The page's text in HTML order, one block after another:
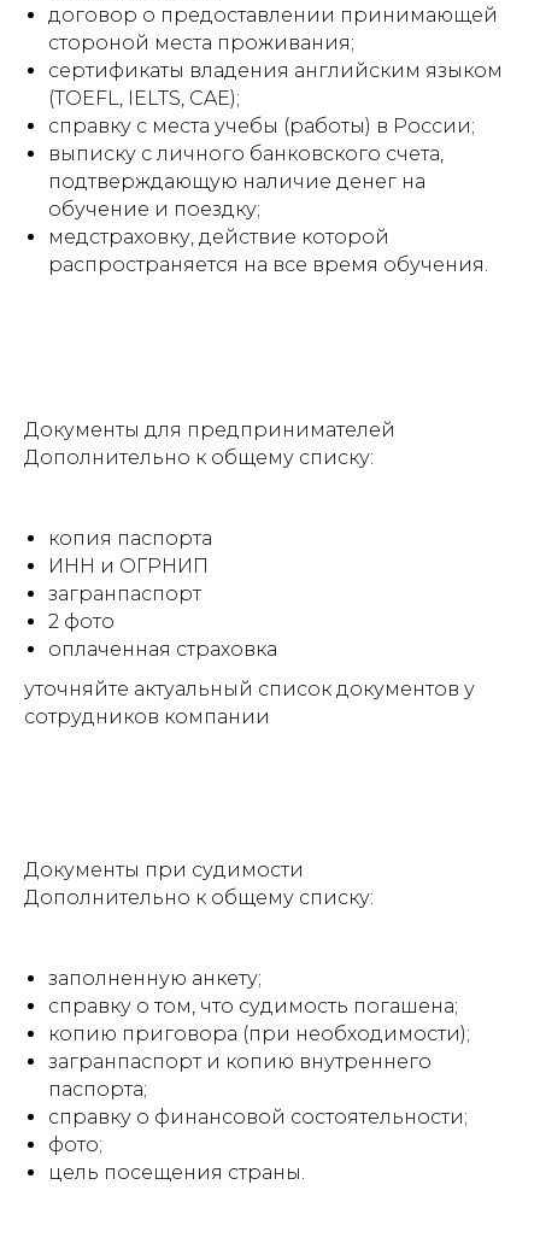
договор о предоставлении принимающей
стороной места проживания;
сертификаты владения английским языком
(TOEFL, IELTS, CAE);
справку с места учебы (работы) в России;
выписку с личного банковского счета,
подтверждающую наличие денег на
обучение и поездку;
медстраховку, действие которой
распространяется на все время обучения.
Документы для предпринимателей
Дополнительно к общему списку:
копия паспорта
ИНН и ОГРНИП
загранпаспорт
2 фото
оплаченная страховка
уточняйте актуальный список документов у
сотрудников компании
Документы при судимости
Дополнительно к общему списку:
заполненную анкету;
справку о том, что судимость погашена;
копию приговора (при необходимости);
загранпаспорт и копию внутреннего
паспорта;
справку о финансовой состоятельности;
фото;
цель посещения страны.